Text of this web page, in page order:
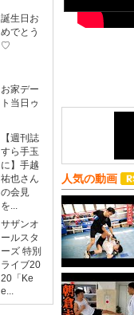
誕生日お
めでとう
♡
お家デー
ト当日ゥ
【週刊誌
すら手玉
に】手越
祐也さん
の会見
を...
サザンオ
ールスタ
ーズ 特別
ライブ20
20「Ke
e...
人気の動画